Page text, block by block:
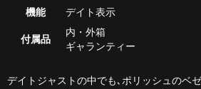
機能 デイト表示
付属品
内・外箱
ギャランティー
デイトジャストの中でも､ポリッシュのベ